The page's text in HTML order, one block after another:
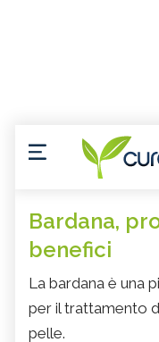
Bardana,
benefici
La bardana è una
per il trattamento
pelle.